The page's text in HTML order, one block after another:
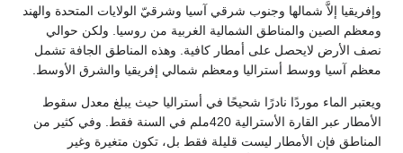
وإفريقيا إلاَّ شمالها وجنوب شرقي آسيا وشرقيّ الولايات المتحدة والهند
ومعظم الصين والمناطق الشمالية الغربية من روسيا. ولكن حوالي
نصف الأرض لايحصل على أمطار كافية. وهذه المناطق الجافة تشمل
معظم آسيا ووسط أستراليا ومعظم شمالي إفريقيا والشرق الأوسط.
ويعتبر الماء موردًا نادرًا شحيحًا في أستراليا حيث يبلغ معدل سقوط
الأمطار عبر القارة الأسترالية 420ملم في السنة فقط. وفي كثير من
المناطق فإن الأمطار ليست قليلة فقط بل، تكون متغيرة وغير